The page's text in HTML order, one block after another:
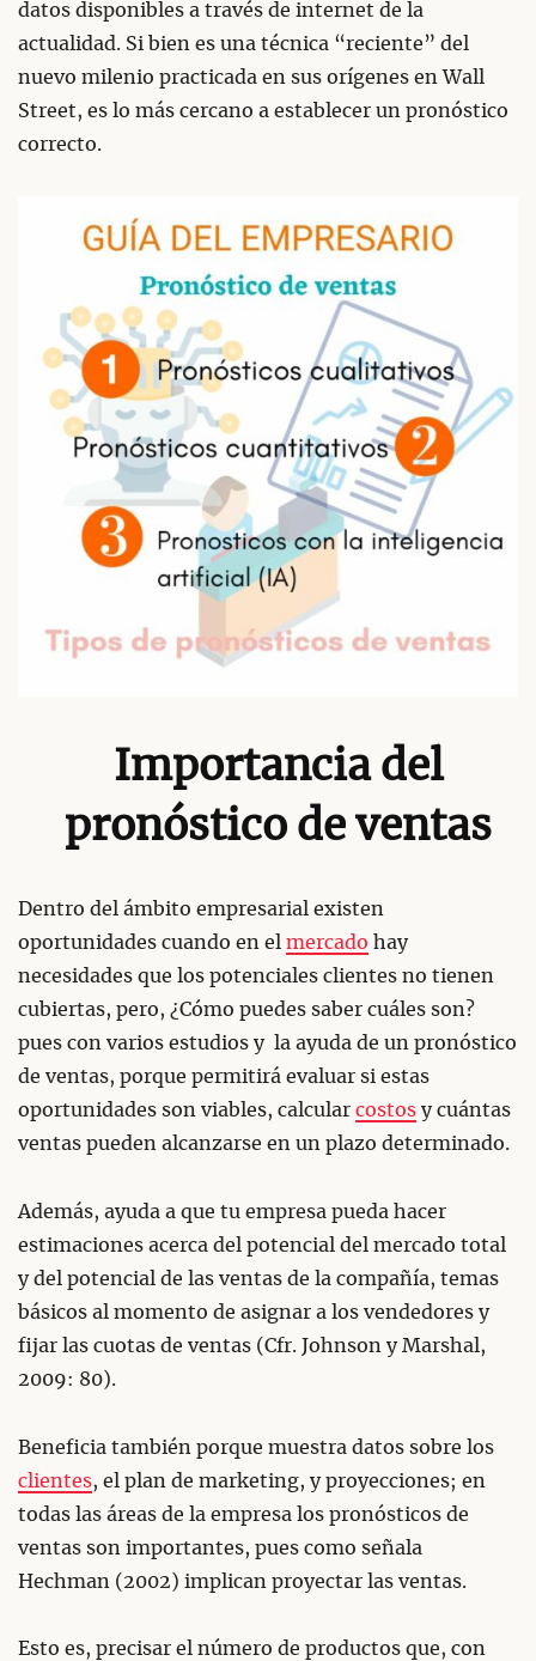
datos disponibles a través de internet de la
actualidad. Si bien es una técnica “reciente” del
nuevo milenio practicada en sus orígenes en Wall
Street, es lo más cercano a establecer un pronóstico
correcto.
Importancia del
pronóstico de ventas
Dentro del ámbito empresarial existen
oportunidades cuando en el mercado hay
necesidades que los potenciales clientes no tienen
cubiertas, pero, ¿Cómo puedes saber cuáles son?
pues con varios estudios y la ayuda de un pronóstico
de ventas, porque permitirá evaluar si estas
oportunidades son viables, calcular costos y cuántas
ventas pueden alcanzarse en un plazo determinado.
Además, ayuda a que tu empresa pueda hacer
estimaciones acerca del potencial del mercado total
y del potencial de las ventas de la compañía, temas
básicos al momento de asignar a los vendedores y
fijar las cuotas de ventas (Cfr. Johnson y Marshal,
2009: 80).
Beneficia también porque muestra datos sobre los
clientes, el plan de marketing, y proyecciones; en
todas las áreas de la empresa los pronósticos de
ventas son importantes, pues como señala
Hechman (2002) implican proyectar las ventas.
Esto es, precisar el número de productos que, con